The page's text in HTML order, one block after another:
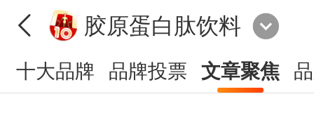
胶原蛋白肽饮料
十大品牌 品牌投票 文章聚焦